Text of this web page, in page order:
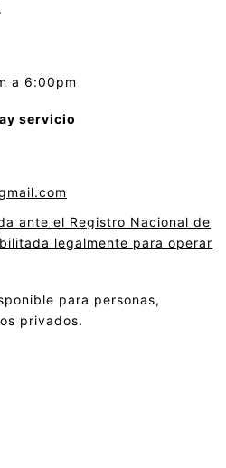
a 6:00pm
servicio
ante el Registro Nacional de
legalmente para operar
para personas,
privados.